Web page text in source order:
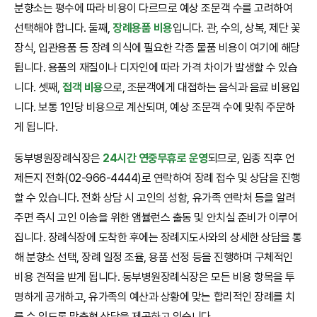
분향소는 평수에 따라 비용이 다르므로 예상 조문객 수를 고려하여
선택해야 합니다. 둘째,장례용품 비용입니다. 관, 수의, 상복, 제단 꽃
장식, 입관용품 등 장례 의식에 필요한 각종 물품 비용이 여기에 해당
됩니다. 용품의 재질이나 디자인에 따라 가격 차이가 발생할 수 있습
니다. 셋째,접객 비용으로, 조문객에게 대접하는 음식과 음료 비용입
니다. 보통 1인당 비용으로 계산되며, 예상 조문객 수에 맞춰 주문하
게 됩니다.
동부병원장례식장은 24시간 연중무휴로 운영되므로, 임종 직후 언
제든지 전화(02-966-4444)로 연락하여 장례 접수 및 상담을 진행
할 수 있습니다. 전화 상담 시 고인의 성함, 유가족 연락처 등을 알려
주면 즉시 고인 이송을 위한 앰뷸런스 출동 및 안치실 준비가 이루어
집니다. 장례식장에 도착한 후에는 장례지도사와의 상세한 상담을 통
해 분향소 선택, 장례 일정 조율, 용품 선정 등을 진행하며 구체적인
비용 견적을 받게 됩니다. 동부병원장례식장은 모든 비용 항목을 투
명하게 공개하고, 유가족의 예산과 상황에 맞는 합리적인 장례를 치